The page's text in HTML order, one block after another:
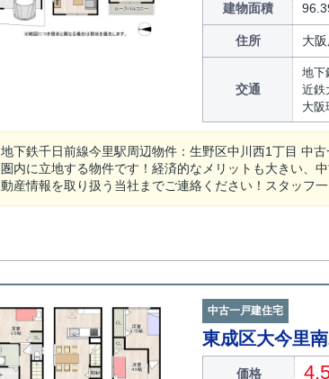
建物面積
住所 大
交通
地下
近鉄
大阪
地下鉄千日前線今里駅周辺物件：生野区中川西1丁目 中
圏内に立地する物件です！経済的なメリットも大きい、
動産情報を取り扱う当社までご連絡ください！スタッフ
中古一戸建住宅
東成区大今里
価格